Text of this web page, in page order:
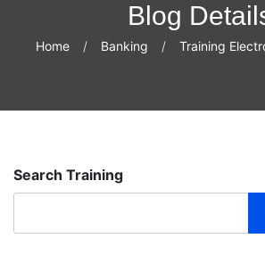
Blog
Home Banking Training
Search Training